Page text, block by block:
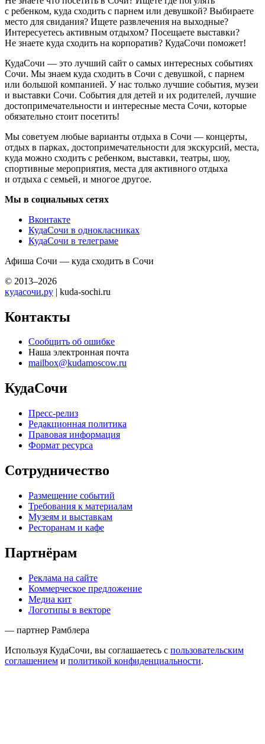
с ребенком, куда сходить с парнем или девушкой? Выбираете
место для свидания? Ищете развлечения на выходные?
Интересуетесь активным отдыхом? Посещаете выставки?
Не знаете куда сходить на корпоратив? КудаСочи поможет!
КудаСочи — это лучший сайт о самых интересных событиях
Сочи. Мы знаем куда сходить в Сочи с девушкой, с парнем
или большой компанией. У нас только лучшие события, музеи
и выставки Сочи. События для детей и их родителей, лучшие
достопримечательности и интересные места Сочи, которые
обязательно стоит посетить!
Мы советуем любые варианты отдыха в Сочи — концерты,
отдых в парках, достопримечательности для экскурсий, места,
куда можно сходить с ребенком, выставки, театры, шоу,
спортивные мероприятия, места для активного отдыха
и отдыха с семьей, и многое другое.
Мы в социальных сетях
Вконтакте
КудаСочи в однокласниках
КудаСочи в телеграме
Афиша Сочи — куда сходить в Сочи
© 2013–2026
кудасочи.ру | kuda-sochi.ru
Контакты
Сообщить об ошибке
Наша электронная почта
mailbox@kudamoscow.ru
КудаСочи
Пресс-релиз
Редакционная политика
Правовая информация
Формат ресурса
Сотрудничество
Размещение событий
Требования к материалам
Музеям и выставкам
Ресторанам и кафе
Партнёрам
Реклама на сайте
Коммерческое предложение
Медиа кит
Логотипы в векторе
— партнер Рамблера
Используя КудаСочи, вы соглашаетесь с пользовательским
соглашением и политикой конфиденциальности.